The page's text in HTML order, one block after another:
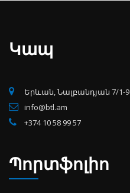
Կապ
Երևան, Նալբանդյան 7/1-9
info@btl.am
+374 10 58 99 57
Պորտֆոլիո